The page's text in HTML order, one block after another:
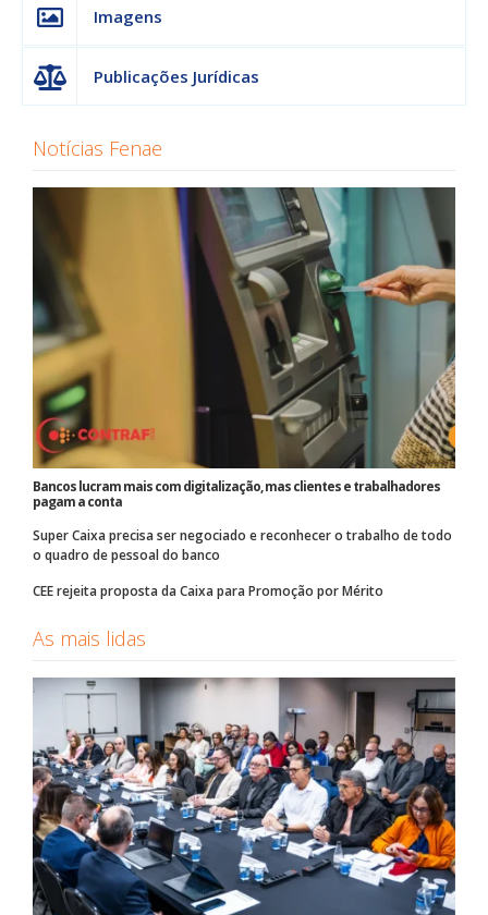
Imagens
Publicações Jurídicas
Notícias Fenae
Bancos lucram mais com digitalização, mas clientes e trabalhadores
pagam a conta
Super Caixa precisa ser negociado e reconhecer o trabalho de todo
o quadro de pessoal do banco
CEE rejeita proposta da Caixa para Promoção por Mérito
As mais lidas